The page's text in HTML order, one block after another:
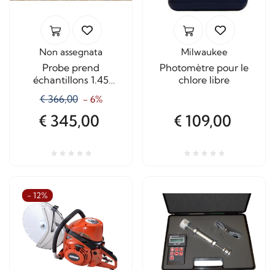
Non assegnata
Probe prend
échantillons 1.45
€ 366,00 - 6%
€ 345,00
Milwaukee
Photomètre pour le
chlore libre
€ 109,00
- 12%